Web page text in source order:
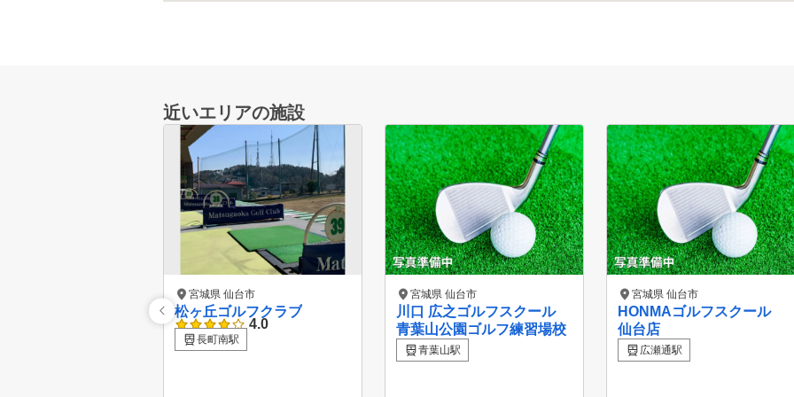
近いエリアの施設
宮城県 仙台市
松ヶ丘ゴルフクラブ
4.0
長町南駅
宮城県 仙台市
川口 広之ゴルフスクール
青葉山公園ゴルフ練習場校
青葉山駅
宮城県 仙台市
HONMAゴルフスクール
仙台店
広瀬通駅